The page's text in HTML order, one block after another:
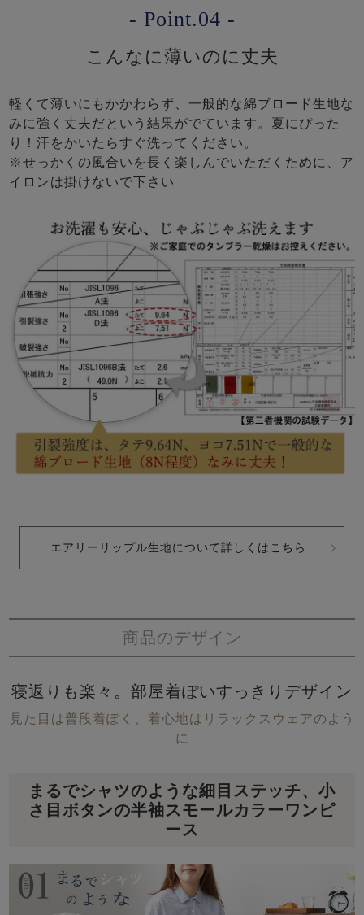
- Point.04 -
こんなに薄いのに丈夫
軽くて薄いにもかかわらず、一般的な綿ブロード生地な
みに強く丈夫だという結果がでています。夏にぴった
り！汗をかいたらすぐ洗ってください。
※せっかくの風合いを長く楽しんでいただくために、ア
イロンは掛けないで下さい
エアリーリップル生地について詳しくはこちら
商品のデザイン
寝返りも楽々。部屋着ぽいすっきりデザイン
見た目は普段着ぽく、着心地はリラックスウェアのよう
に
まるでシャツのような細目ステッチ、小
さ目ボタンの半袖スモールカラーワンピ
ース